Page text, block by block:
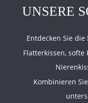
UNSERE
Entdecken Sie die
Flatterkissen, softe
Kombinieren